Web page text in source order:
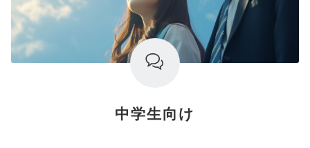
中学生向け